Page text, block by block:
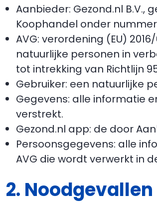
Aanbieder: Gezond.nl B.V.,
Koophandel onder nummer
AVG: verordening (EU)
natuurlijke personen in
tot intrekking van Richtlijn
Gebruiker: een natuurlijke
Gegevens: alle informatie
verstrekt.
Gezond.nl app: de door
Persoonsgegevens: alle
AVG die wordt verwerkt in
2. Noodgevallen